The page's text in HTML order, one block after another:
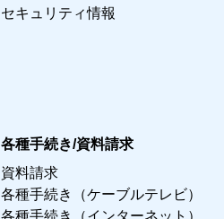
セキュリティ情報
各種手続き/資料請求
資料請求
各種手続き（ケーブルテレビ）
各種手続き（インターネット）